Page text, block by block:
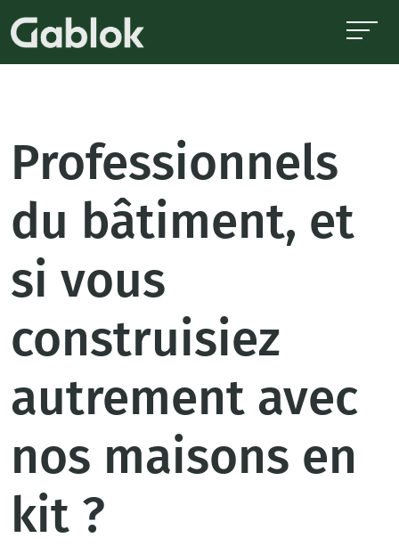
Professionnels
du bâtiment, et
si vous
construisiez
autrement avec
nos maisons en
kit ?